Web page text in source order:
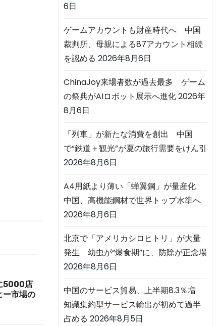
5000店
市場の
6日
ゲームアカウントも財産時代へ 中国
裁判所、母親による87アカウント相続
を認める 2026年8月6日
ChinaJoy来場者数が過去最多 ゲーム
の祭典がAIロボット展示へ進化2026年
8月6日
「列車」が新たな消費を創出 中国
で“鉄道＋観光”が夏の旅行需要をけん引
2026年8月6日
A4用紙より薄い「蝉翼鋼」が量産化
中国、高機能鋼材で世界トップ水準へ
2026年8月6日
北京で「アメリカシロヒトリ」が大量
発生 幼虫が“爆食期”に、防除が正念場
2026年8月6日
中国のサービス貿易、上半期8.3％増
知識集約型サービス輸出が初めて過半
占める 2026年8月5日